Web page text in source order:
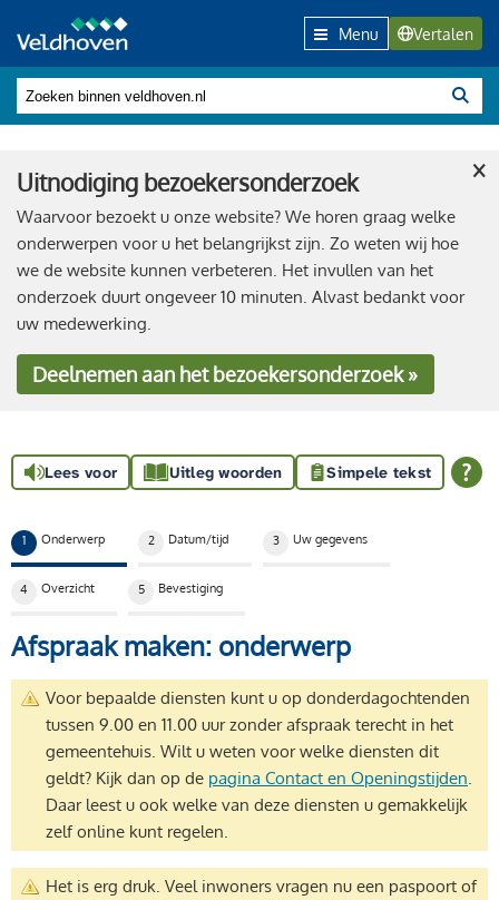
Menu Vertalen
Uitnodiging bezoekersonderzoek
Waarvoor bezoekt u onze website? We horen graag welke
onderwerpen voor u het belangrijkst zijn. Zo weten wij hoe
we de website kunnen verbeteren. Het invullen van het
onderzoek duurt ongeveer 10 minuten. Alvast bedankt voor
uw medewerking.
Deelnemenaan het bezoekersonderzoek »
×
Lees voor Uitleg woorden Simpele tekst
1 Huidige stap:
Onderwerp 2 Datum/tijd 3 Uw gegevens
4 Overzicht 5 Bevestiging
Afspraak maken: onderwerp
Voor bepaalde diensten kunt u op donderdagochtenden
tussen 9.00 en 11.00 uur zonder afspraak terecht in het
gemeentehuis. Wilt u weten voor welke diensten dit
geldt? Kijk dan op de pagina Contact en Openingstijden
Daar leest u ook welke van deze diensten u gemakkelijk
zelf online kunt regelen.
Het is erg druk. Veel inwoners vragen nu een paspoort of